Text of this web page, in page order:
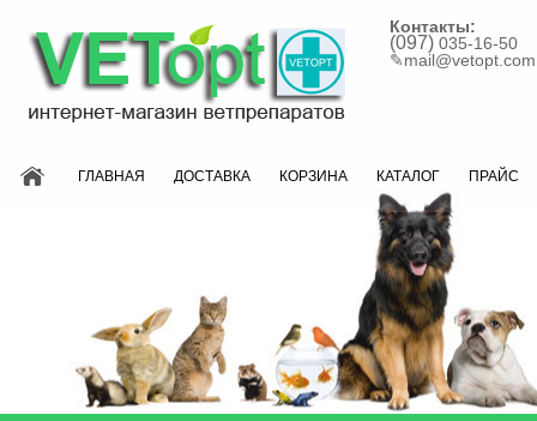
Контакты:
(097) 035-16-50
✎mail@vetopt.com
ГЛАВНАЯ ДОСТАВКА КОРЗИНА КАТАЛОГ ПРАЙС